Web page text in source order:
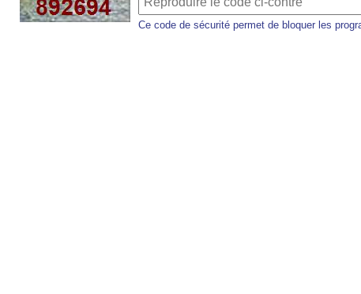
Ce code de sécurité permet de bloquer les